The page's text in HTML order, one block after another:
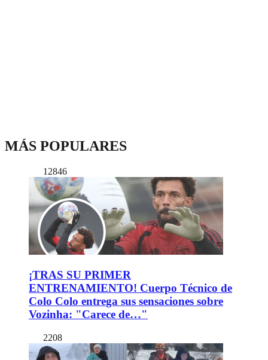
MÁS POPULARES
12846
¡TRAS SU PRIMER
ENTRENAMIENTO! Cuerpo Técnico de
Colo Colo entrega sus sensaciones sobre
Vozinha: "Carece de…"
2208